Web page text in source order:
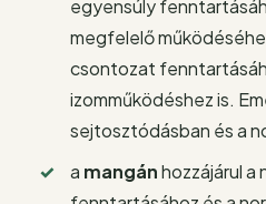
egyensúly
megfelelő
csontozat
izomműködéshez is.
sejtosztódásban és a
a mangánhozzájárul a